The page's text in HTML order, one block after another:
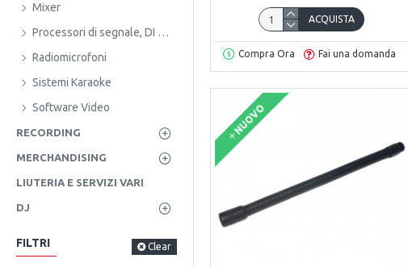
Mixer
Processori di segnale, DI e Effetti
Radiomicrofoni
Sistemi Karaoke
Software Video
RECORDING
MERCHANDISING
LIUTERIA E SERVIZI VARI
DJ
FILTRI Clear
ACQUISTA
Compra Ora Fai una domanda
NUOVO